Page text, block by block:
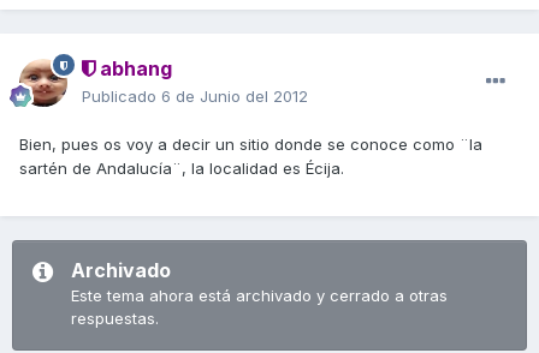
abhang
Publicado 6 de Junio del 2012
Bien, pues os voy a decir un sitio donde se conoce como ¨la
sartén de Andalucía¨, la localidad es Écija.
Archivado
Este tema ahora está archivado y cerrado a otras
respuestas.